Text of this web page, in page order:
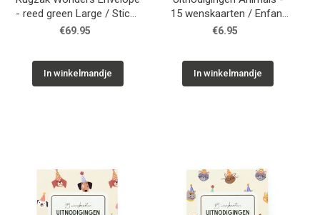
- reed green Large / Sticky
Lemon
€69.95
In winkelmandje
15 wenskaarten / Enfant
Terrible
€6.95
In winkelmandje